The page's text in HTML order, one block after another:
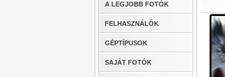
A LEGJOBB FOTÓK
FELHASZNÁLÓK
GÉPTÍPUSOK
SAJÁT FOTÓK